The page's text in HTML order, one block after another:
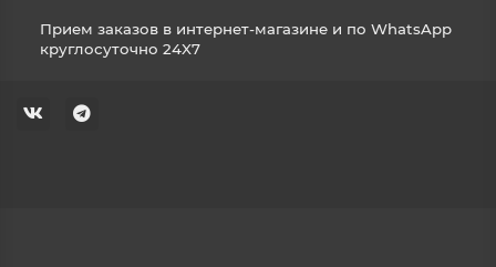
Прием заказов в интернет-магазине и по WhatsApp
круглосуточно 24X7